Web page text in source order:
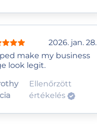
2026. jan. 28.
make my business
look legit.
Ellenőrzött
értékelés